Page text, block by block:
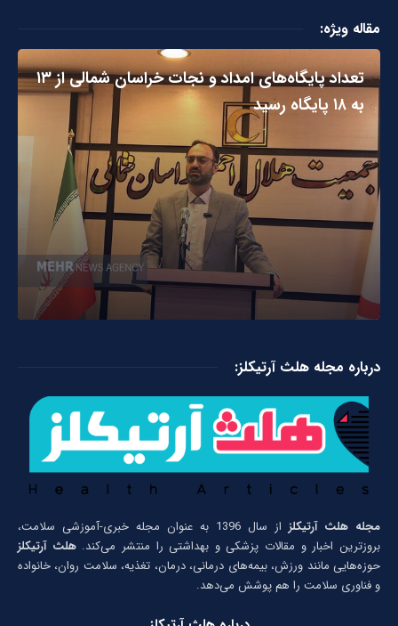
مقاله ویژه:
تعداد پایگاه‌های امداد و نجات خراسان شمالی از ۱۳
به ۱۸ پایگاه رسید
درباره مجله هلث آرتیکلز:
مجله هلث آرتیکلز
از سال 1396 به عنوان مجله خبری-آموزشی سلامت،
بروزترین اخبار و مقالات پزشکی و بهداشتی را منتشر می‌کند.هلث آرتیکلز
حوزه‌هایی مانند ورزش، بیمه‌های درمانی، درمان، تغذیه، سلامت روان، خانواده
و فناوری سلامت را هم پوشش می‌دهد.